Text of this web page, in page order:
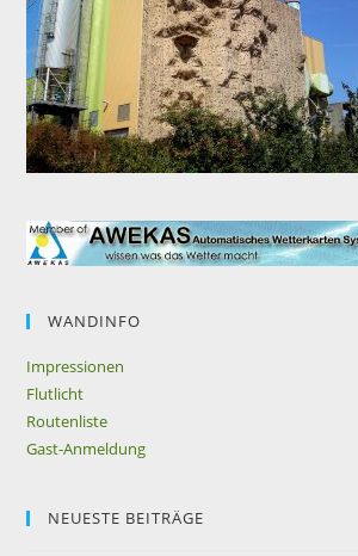
WANDINFO
Impressionen
Flutlicht
Routenliste
Gast-Anmeldung
NEUESTE BEITRÄGE